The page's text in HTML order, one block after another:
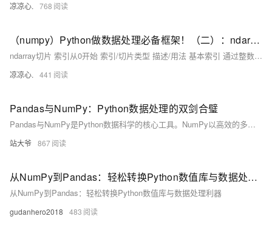
凉凉心. 768
（numpy）Python做数据处理必备框架！（二）：ndarray切片的使用与运算；常见的ndarray函数：平方根、正余弦、自然对数、指数、幂等运算；统计函数：方差、均值、极差；比较函数...
ndarray切片 索引从0开始 索引/切片类型 描述/用法 基本索引 通过整数索引直接访问元素。 行/列切片 使用冒号：切片语法选择行或列的子集 连续切片 从起始索引到结束索引按步长切片 使用slice函数 通过slice(start,stop,strp)定义切片规则 布尔索引 通过布尔条件筛选满足条件的元素。支持逻辑运算符 &、|。
凉凉心. 441
Pandas与NumPy：Python数据处理的双剑合璧
Pandas与NumPy是Python数据科学的核心工具。NumPy以高效的多维数组支持数值计算，适用于大规模矩阵运算；Pandas则提供灵活的DataFrame结构，擅长处理表格型数据与缺失值。二者在性能与功能上各具优势，协同构建现代数据分析的技术基石。
站大爷 867
从NumPy到Pandas：轻松转换Python数值库与数据处理利器
从NumPy到Pandas：轻松转换Python数值库与数据处理利器
gudanhero2018 483